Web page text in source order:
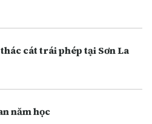
cát trái phép tại Sơn La
năm học